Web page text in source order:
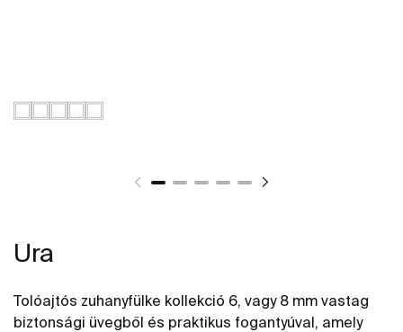
Ura
Tolóajtós zuhanyfülke kollekció 6, vagy 8 mm vastag
biztonsági üvegből és praktikus fogantyúval, amely